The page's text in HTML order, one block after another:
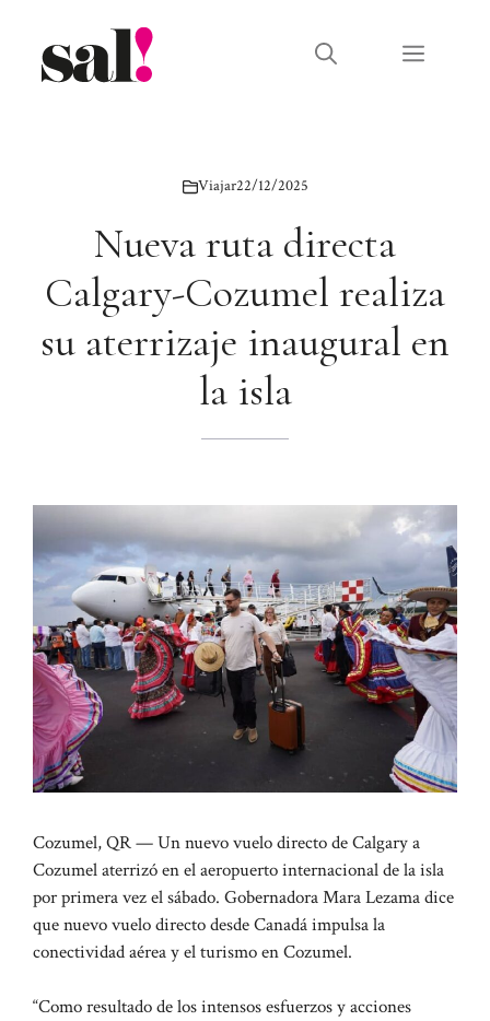
contenido
Menú
Viajar22/12/2025
Nueva ruta directa
Calgary-Cozumel realiza
su aterrizaje inaugural en
la isla
Cozumel, QR — Un nuevo vuelo directo de Calgary a
Cozumel aterrizó en el aeropuerto internacional de la isla
por primera vez el sábado. Gobernadora Mara Lezama dice
que nuevo vuelo directo desde Canadá impulsa la
conectividad aérea y el turismo en Cozumel.
“Como resultado de los intensos esfuerzos y acciones